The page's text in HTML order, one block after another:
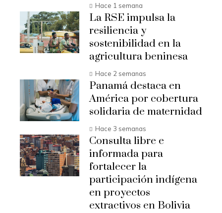
Hace 1 semana
La RSE impulsa la
resiliencia y
sostenibilidad en la
agricultura beninesa
Hace 2 semanas
Panamá destaca en
América por cobertura
solidaria de maternidad
Hace 3 semanas
Consulta libre e
informada para
fortalecer la
participación indígena
en proyectos
extractivos en Bolivia